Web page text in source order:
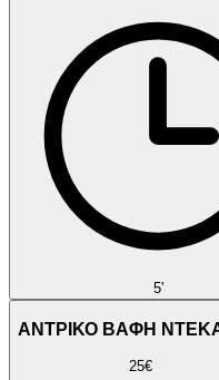
5'
ΑΝΤΡΙΚΟ ΒΑΦΗ
25€